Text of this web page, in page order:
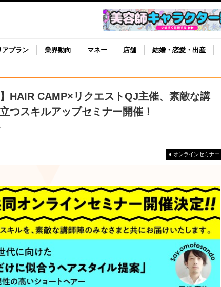
アプラン 業界動向 マネー 店舗 結婚・恋愛・出産
HAIR CAMP×リクエストQJ主催、素敵な講
つスキルアップセミナー開催！
オンラインセミナー